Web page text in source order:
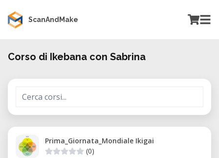
ScanAndMake
Corso di Ikebana con Sabrina
Prima_Giornata_Mondiale Ikigai
(0)